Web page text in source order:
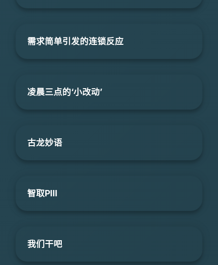
需求简单引发的连锁反应
凌晨三点的‘小改动’
古龙妙语
智取PIII
我们干吧